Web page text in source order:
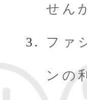
せん
ファ
ンの